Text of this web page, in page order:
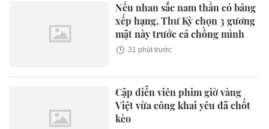
Nếu nhan sắc nam thần có bảng
xếp hạng, Thư Kỳ chọn 3 gương
mặt này trước cả chồng mình
31 phút trước
Cặp diễn viên phim giờ vàng
Việt vừa công khai yêu đã chốt
kèo